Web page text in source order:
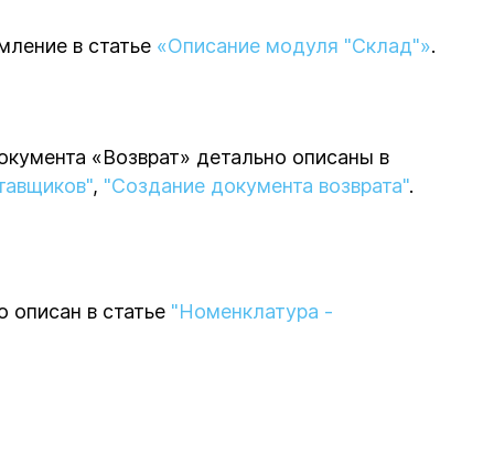
в статье «Описание модуля "Склад"».
«Возврат» детально описаны в
, "Создание документа возврата".
в статье "Номенклатура -